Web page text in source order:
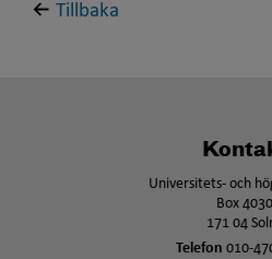
Tillbaka
Universitets- och
Box 4030
171 04
Telefon 010-